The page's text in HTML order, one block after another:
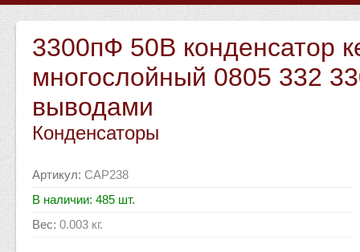
3300пФ 50В конденсатор
многослойный 0805 332
выводами
Конденсаторы
Артикул: CAP238
В наличии: 485 шт.
Вес: 0.003 кг.